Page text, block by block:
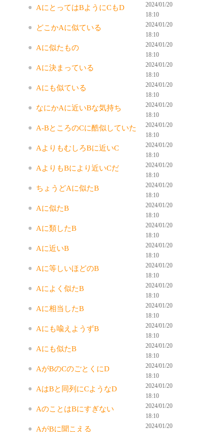
AにとってはBようにCもD
2024/01/20
18:10
どこかAに似ている
2024/01/20
18:10
Aに似たもの
2024/01/20
18:10
Aに決まっている
2024/01/20
18:10
Aにも似ている
2024/01/20
18:10
なにかAに近いBな気持ち
2024/01/20
18:10
A-BところのCに酷似していた
2024/01/20
18:10
AよりもむしろBに近いC
2024/01/20
18:10
AよりもBにより近いCだ
2024/01/20
18:10
ちょうどAに似たB
2024/01/20
18:10
Aに似たB
2024/01/20
18:10
Aに類したB
2024/01/20
18:10
Aに近いB
2024/01/20
18:10
Aに等しいほどのB
2024/01/20
18:10
Aによく似たB
2024/01/20
18:10
Aに相当したB
2024/01/20
18:10
Aにも喩えようずB
2024/01/20
18:10
Aにも似たB
2024/01/20
18:10
AがBのCのごとくにD
2024/01/20
18:10
AはBと同列にCようなD
2024/01/20
18:10
AのことはBにすぎない
2024/01/20
18:10
AがBに聞こえる 2024/01/20